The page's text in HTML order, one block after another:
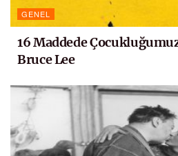
GENEL
16 Maddede
Bruce Lee